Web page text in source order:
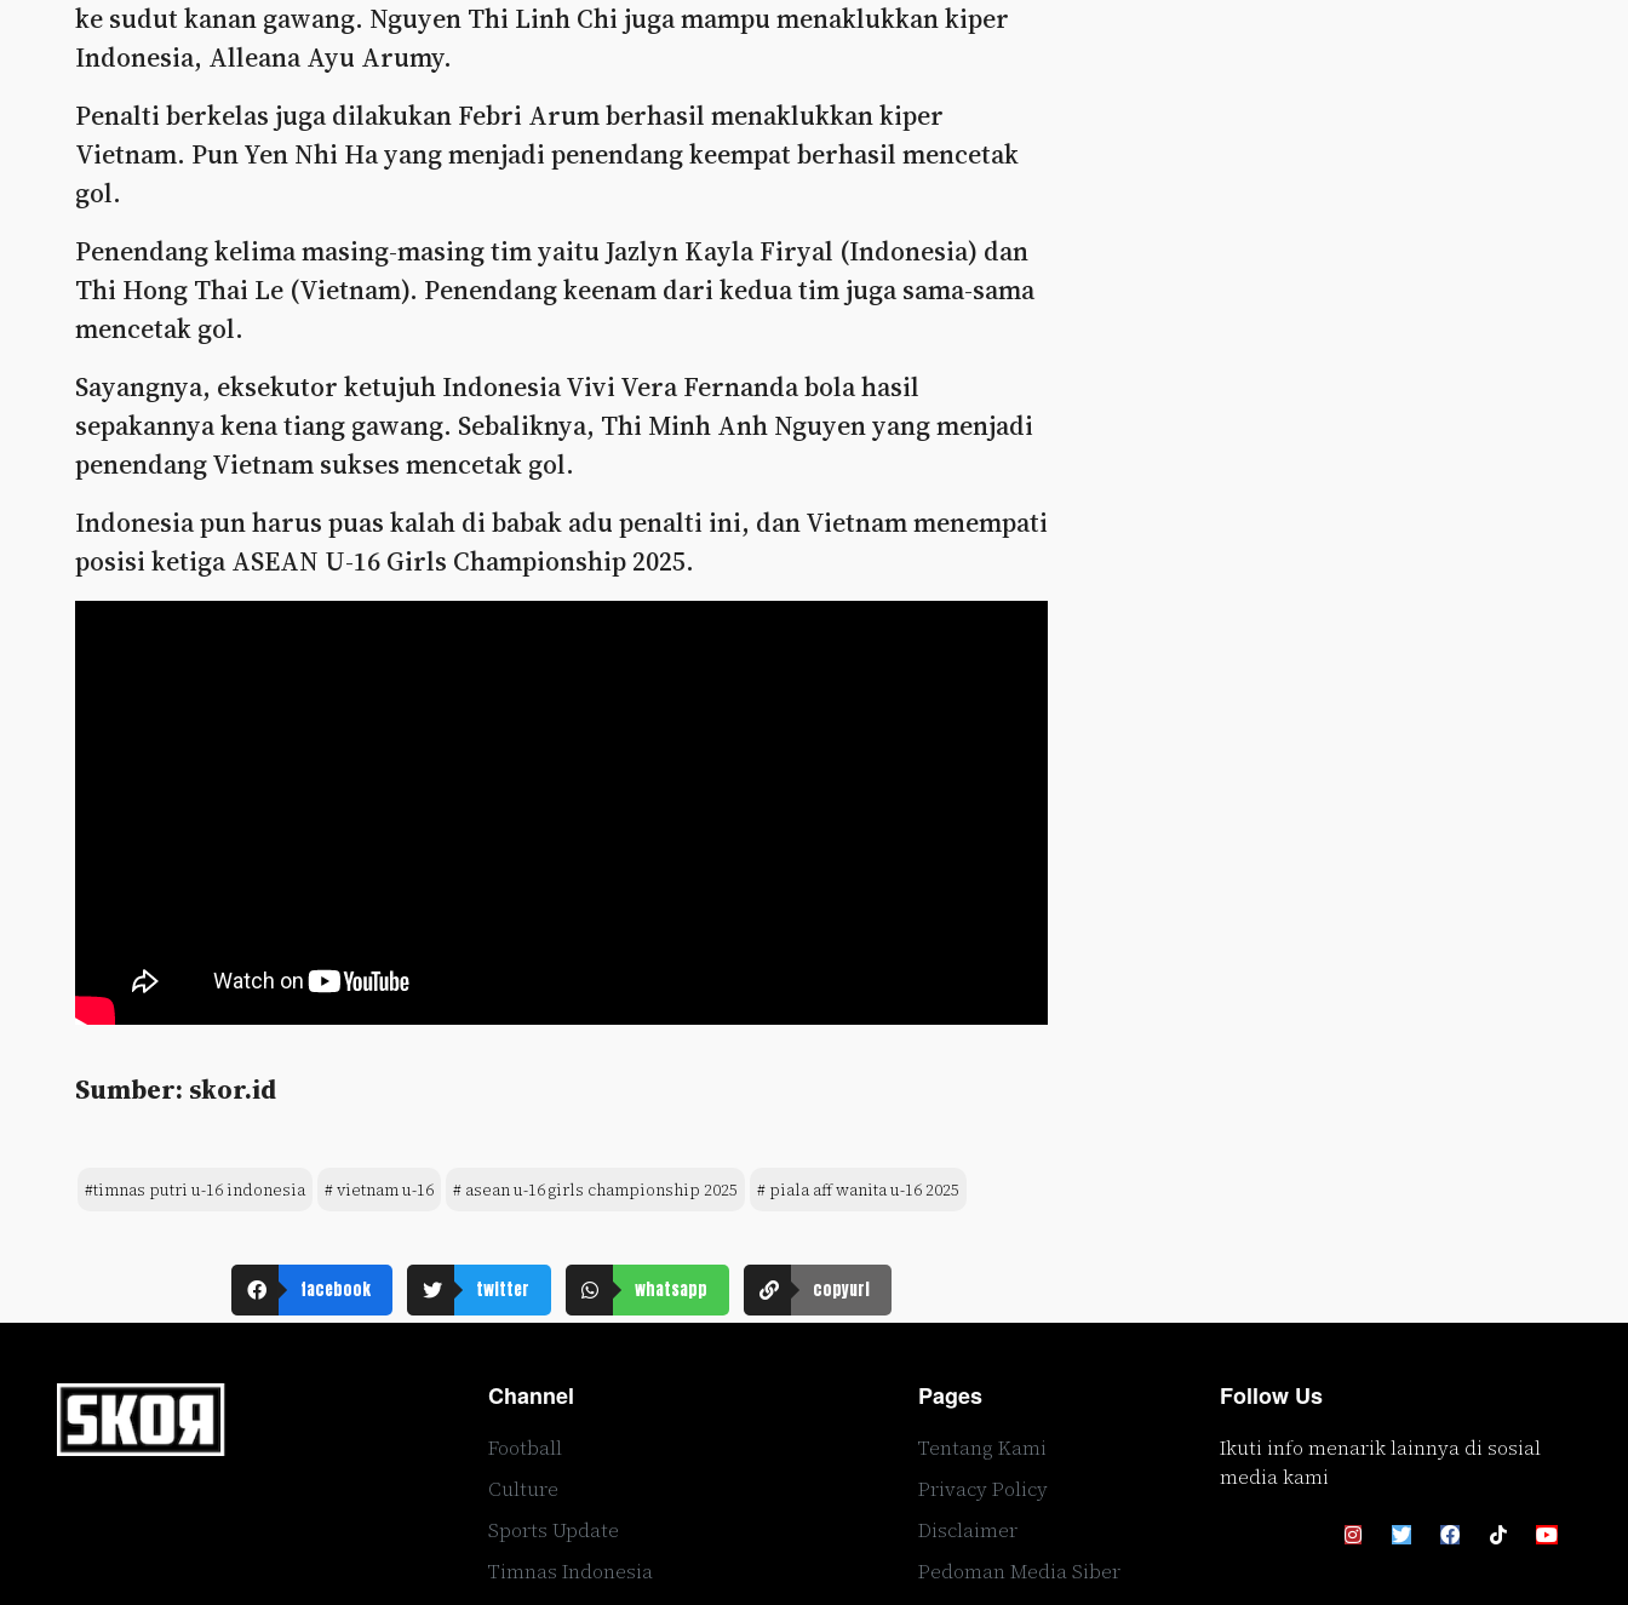
ke sudut kanan gawang. Nguyen Thi Linh Chi juga mampu menaklukkan kiper
Indonesia, Alleana Ayu Arumy.
Penalti berkelas juga dilakukan Febri Arum berhasil menaklukkan kiper
Vietnam. Pun Yen Nhi Ha yang menjadi penendang keempat berhasil mencetak
gol.
Penendang kelima masing-masing tim yaitu Jazlyn Kayla Firyal (Indonesia) dan
Thi Hong Thai Le (Vietnam). Penendang keenam dari kedua tim juga sama-sama
mencetak gol.
Sayangnya, eksekutor ketujuh Indonesia Vivi Vera Fernanda bola hasil
sepakannya kena tiang gawang. Sebaliknya, Thi Minh Anh Nguyen yang menjadi
penendang Vietnam sukses mencetak gol.
Indonesia pun harus puas kalah di babak adu penalti ini, dan Vietnam menempati
posisi ketiga ASEAN U-16 Girls Championship 2025.
Sumber: skor.id
#timnas putri u-16 indonesia # vietnam u-16 # asean u-16 girls championship 2025 # piala aff wanita u-16 2025
facebook twitter whatsapp copyurl
Channel
Football
Culture
Sports Update
Timnas Indonesia
Pages
Tentang Kami
Privacy Policy
Disclaimer
Pedoman Media Siber
Follow Us
Ikuti info menarik lainnya di sosial
media kami